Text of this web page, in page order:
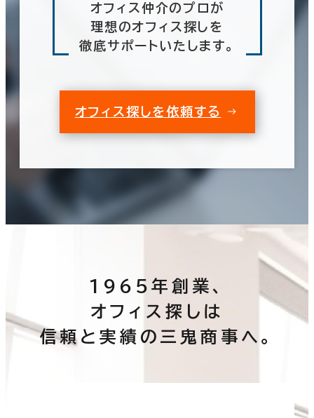
オフィス仲介のプロが
理想のオフィス探しを
徹底サポートいたします。
オフィス探しを依頼する
1965年創業、
オフィス探しは
信頼と実績の三鬼商事へ。